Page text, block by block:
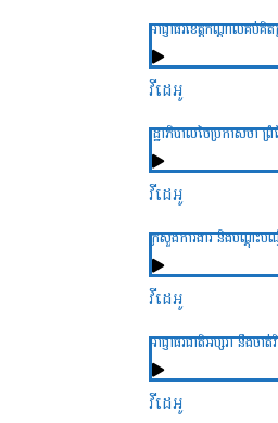
អាជ្ញាធរខេត្តកណ្តាលគប់
វីដេអូ
រដ្ឋាភិបាលថៃប្រកាសថា
វីដេអូ
ក្រសួងការងារ និងបណ្ដុះបណ្
វីដេអូ
អាជ្ញាធរជាតិអប្សរា នឹង
វីដេអូ